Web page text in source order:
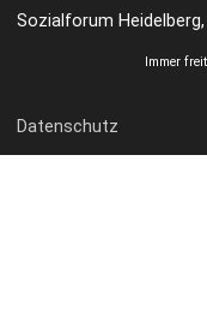
Sozialforum
Datenschutz
Immer